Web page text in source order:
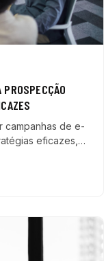
campanhas de e-
eficazes,